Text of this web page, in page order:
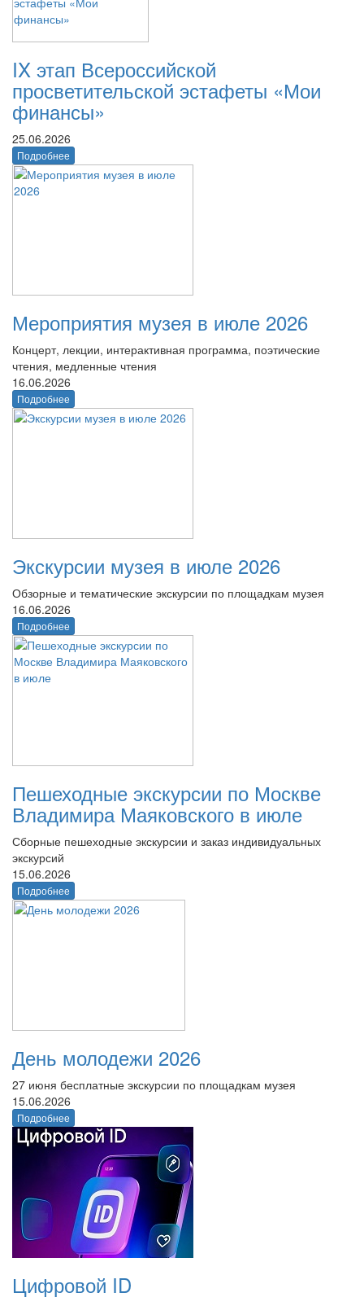
IX этап Всероссийской
просветительской эстафеты «Мои
финансы»
25.06.2026
Подробнее
Мероприятия музея в июле 2026
Концерт, лекции, интерактивная программа, поэтические
чтения, медленные чтения
16.06.2026
Подробнее
Экскурсии музея в июле 2026
Обзорные и тематические экскурсии по площадкам музея
16.06.2026
Подробнее
Пешеходные экскурсии по Москве
Владимира Маяковского в июле
Сборные пешеходные экскурсии и заказ индивидуальных
экскурсий
15.06.2026
Подробнее
День молодежи 2026
27 июня бесплатные экскурсии по площадкам музея
15.06.2026
Подробнее
Цифровой ID